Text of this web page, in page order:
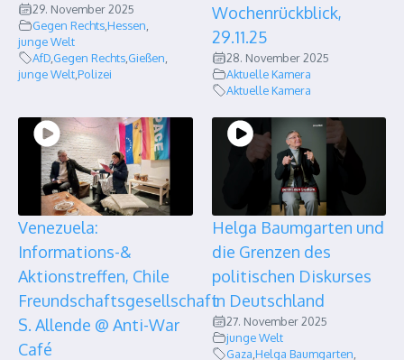
29. November 2025
Gegen RechtsHessen
junge Welt
AfD Gegen Rechts Gießen
junge WeltPolizei
Wochenrückblick,
29.11.25
28. November 2025
Aktuelle Kamera
Aktuelle Kamera
Venezuela:
Informations-&
Aktionstreffen, Chile
Freundschaftsgesellschaft
S. Allende @ Anti-War
Café
Helga Baumgarten und
die Grenzen des
politischen Diskurses
in Deutschland
27. November 2025
junge Welt
Gaza Helga Baumgarten